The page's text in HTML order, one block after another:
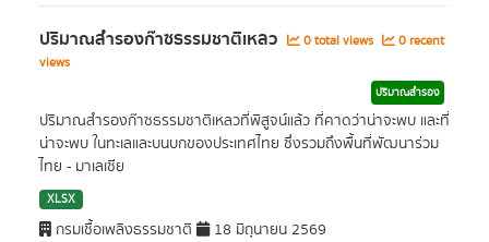
ปริมาณสำรองก๊าซธรรมชาติเหลว 0 total views
0 recent
views
ปริมาณสำรอง
ปริมาณสำรองก๊าซธรรมชาติเหลวที่พิสูจน์แล้ว ที่คาดว่าน่าจะพบ และที่
น่าจะพบ ในทะเลและบนบกของประเทศไทย ซึ่งรวมถึงพื้นที่พัฒนาร่วม
ไทย - มาเลเซีย
XLSX
กรมเชื้อเพลิงธรรมชาติ 18 มิถุนายน 2569